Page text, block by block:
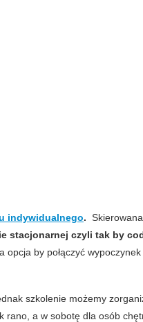
indywidualnego.
stacjonarnej czyli tak by
opcja by połączyć
szkolenie możemy
rano, a w sobotę dla osób